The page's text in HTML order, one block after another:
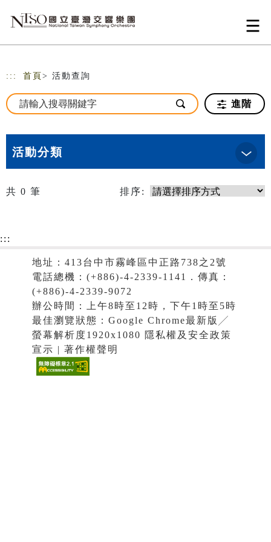
::: 首頁 > 活動查詢
進階
活動分類
共 0 筆 排序:
:::
地址：413台中市霧峰區中正路738之2號
電話總機：(+886)-4-2339-1141．傳真：
(+886)-4-2339-9072
辦公時間：上午8時至12時，下午1時至5時
最佳瀏覽狀態：Google Chrome最新版╱
螢幕解析度1920x1080 隱私權及安全政策
宣示 | 著作權聲明